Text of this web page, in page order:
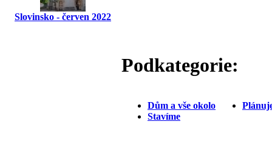
Slovinsko - červen 2022
Podkategorie:
Dům a vše okolo
Stavíme